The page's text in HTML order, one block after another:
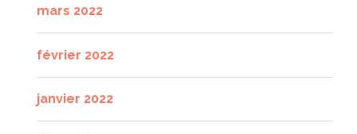
mars 2022
février 2022
janvier 2022